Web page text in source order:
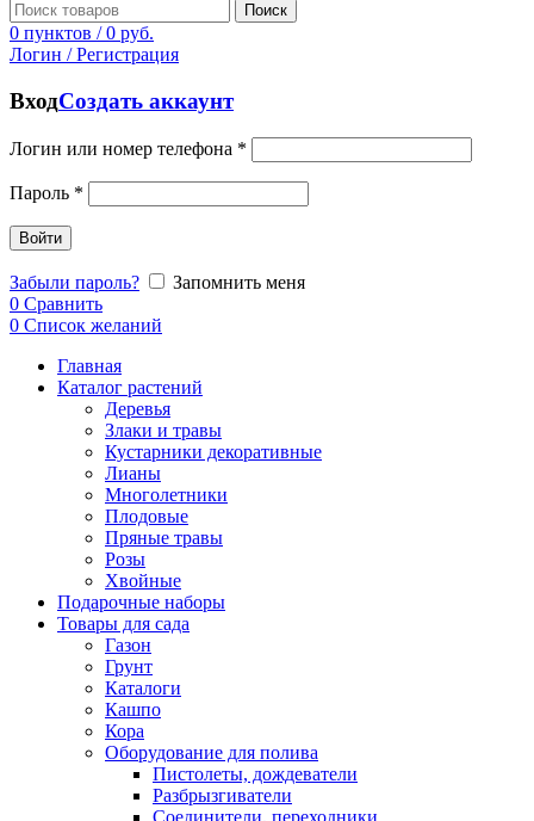
Поиск
0 пунктов / 0 руб.
Логин / Регистрация
ВходСоздать аккаунт
Логин или номер телефона *
Пароль *
Войти
Забыли пароль?
Запомнить меня
0 Сравнить
0 Список желаний
Главная
Каталог растений
Деревья
Злаки и травы
Кустарники декоративные
Лианы
Многолетники
Плодовые
Пряные травы
Розы
Хвойные
Подарочные наборы
Товары для сада
Газон
Грунт
Каталоги
Кашпо
Кора
Оборудование для полива
Пистолеты, дождеватели
Разбрызгиватели
Соединители, переходники